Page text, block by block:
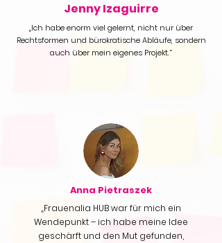
Jenny Izaguirre
„Ich habe enorm viel gelernt, nicht nur über
Rechtsformen und bürokratische Abläufe, sondern
auch über mein eigenes Projekt.“
Anna Pietraszek
„Frauenalia HUB war für mich ein
Wendepunkt – ich habe meine Idee
geschärft und den Mut gefunden,